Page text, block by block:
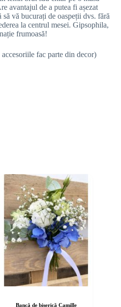
avantajul de a putea fi așezat
vă bucurați de oaspeții dvs. fără
la centrul mesei. Gipsophila,
frumoasă!
fac parte din decor)
Bancă de biserică Camille